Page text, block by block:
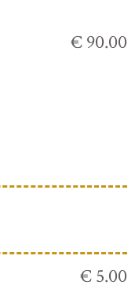
€ 90.00
€ 5.00